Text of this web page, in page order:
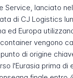
Service, lanciato
di CJ Logistics
ed Europa
container vengono
di origine
l'Eurasia prima di